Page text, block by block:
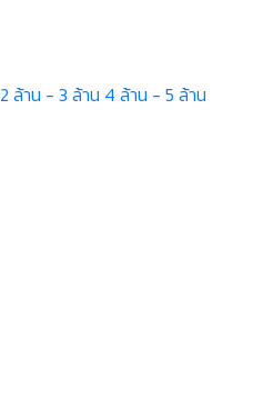
2 ล้าน - 3 ล้าน 4 ล้าน - 5 ล้าน